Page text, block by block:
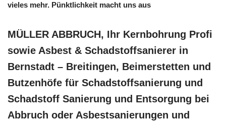
vieles mehr. Pünktlichkeit macht uns aus
MÜLLER ABBRUCH, Ihr Kernbohrung Profi
sowie Asbest & Schadstoffsanierer in
Bernstadt – Breitingen, Beimerstetten und
Butzenhöfe für Schadstoffsanierung und
Schadstoff Sanierung und Entsorgung bei
Abbruch oder Asbestsanierungen und